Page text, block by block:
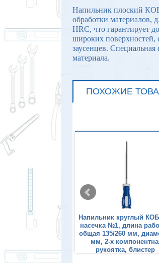
Напильник плоский
обработки материалов,
HRC, что гарантирует
широких поверхностей,
заусенцев.
материала.
ПОХОЖИЕ
круглый КОБАЛЬТ
блистер
Напильник круглый
насечка №1, длина
общая 135/260 мм,
мм, 2-х
рукоятка, блистер